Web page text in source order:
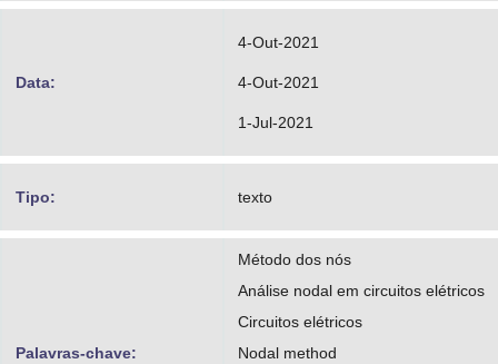
Data:
4-Out-2021
4-Out-2021
1-Jul-2021
Tipo: texto
Palavras-chave:
Método dos nós
Análise nodal em circuitos elétricos
Circuitos elétricos
Nodal method